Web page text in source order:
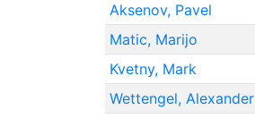
Aksenov, Pavel
Matic, Marijo
Kvetny, Mark
Wettengel, Alexander